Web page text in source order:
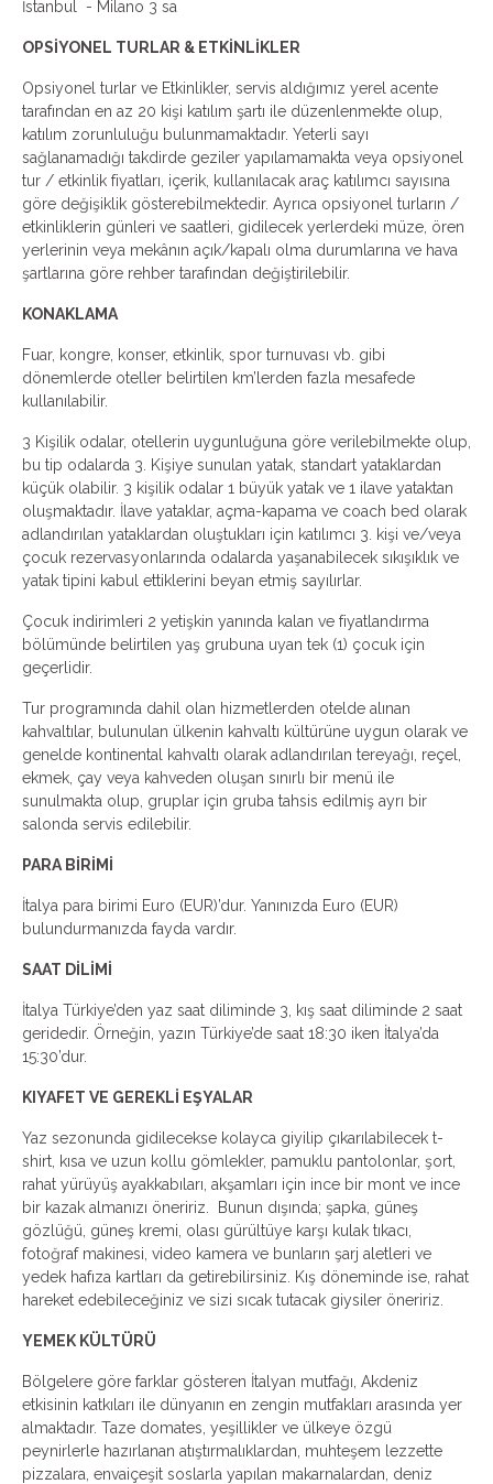
İstanbul - Milano 3 sa
OPSİYONEL TURLAR & ETKİNLİKLER
Opsiyonel turlar ve Etkinlikler, servis aldığımız yerel acente
tarafından en az 20 kişi katılım şartı ile düzenlenmekte olup,
katılım zorunluluğu bulunmamaktadır. Yeterli sayı
sağlanamadığı takdirde geziler yapılamamakta veya opsiyonel
tur / etkinlik fiyatları, içerik, kullanılacak araç katılımcı sayısına
göre değişiklik gösterebilmektedir. Ayrıca opsiyonel turların /
etkinliklerin günleri ve saatleri, gidilecek yerlerdeki müze, ören
yerlerinin veya mekânın açık/kapalı olma durumlarına ve hava
şartlarına göre rehber tarafından değiştirilebilir.
KONAKLAMA
Fuar, kongre, konser, etkinlik, spor turnuvası vb. gibi
dönemlerde oteller belirtilen km’lerden fazla mesafede
kullanılabilir.
3 Kişilik odalar, otellerin uygunluğuna göre verilebilmekte olup,
bu tip odalarda 3. Kişiye sunulan yatak, standart yataklardan
küçük olabilir. 3 kişilik odalar 1 büyük yatak ve 1 ilave yataktan
oluşmaktadır. İlave yataklar, açma-kapama ve coach bed olarak
adlandırılan yataklardan oluştukları için katılımcı 3. kişi ve/veya
çocuk rezervasyonlarında odalarda yaşanabilecek sıkışıklık ve
yatak tipini kabul ettiklerini beyan etmiş sayılırlar.
Çocuk indirimleri 2 yetişkin yanında kalan ve fiyatlandırma
bölümünde belirtilen yaş grubuna uyan tek (1) çocuk için
geçerlidir.
Tur programında dahil olan hizmetlerden otelde alınan
kahvaltılar, bulunulan ülkenin kahvaltı kültürüne uygun olarak ve
genelde kontinental kahvaltı olarak adlandırılan tereyağı, reçel,
ekmek, çay veya kahveden oluşan sınırlı bir menü ile
sunulmakta olup, gruplar için gruba tahsis edilmiş ayrı bir
salonda servis edilebilir.
PARA BİRİMİ
İtalya para birimi Euro (EUR)’dur. Yanınızda Euro (EUR)
bulundurmanızda fayda vardır.
SAAT DİLİMİ
İtalya Türkiye’den yaz saat diliminde 3, kış saat diliminde 2 saat
geridedir. Örneğin, yazın Türkiye’de saat 18:30 iken İtalya’da
15:30’dur.
KIYAFET VE GEREKLİ EŞYALAR
Yaz sezonunda gidilecekse kolayca giyilip çıkarılabilecek t-
shirt, kısa ve uzun kollu gömlekler, pamuklu pantolonlar, şort,
rahat yürüyüş ayakkabıları, akşamları için ince bir mont ve ince
bir kazak almanızı öneririz. Bunun dışında; şapka, güneş
gözlüğü, güneş kremi, olası gürültüye karşı kulak tıkacı,
fotoğraf makinesi, video kamera ve bunların şarj aletleri ve
yedek hafıza kartları da getirebilirsiniz. Kış döneminde ise, rahat
hareket edebileceğiniz ve sizi sıcak tutacak giysiler öneririz.
YEMEK KÜLTÜRÜ
Bölgelere göre farklar gösteren İtalyan mutfağı, Akdeniz
etkisinin katkıları ile dünyanın en zengin mutfakları arasında yer
almaktadır. Taze domates, yeşillikler ve ülkeye özgü
peynirlerle hazırlanan atıştırmalıklardan, muhteşem lezzette
pizzalara, envaiçeşit soslarla yapılan makarnalardan, deniz